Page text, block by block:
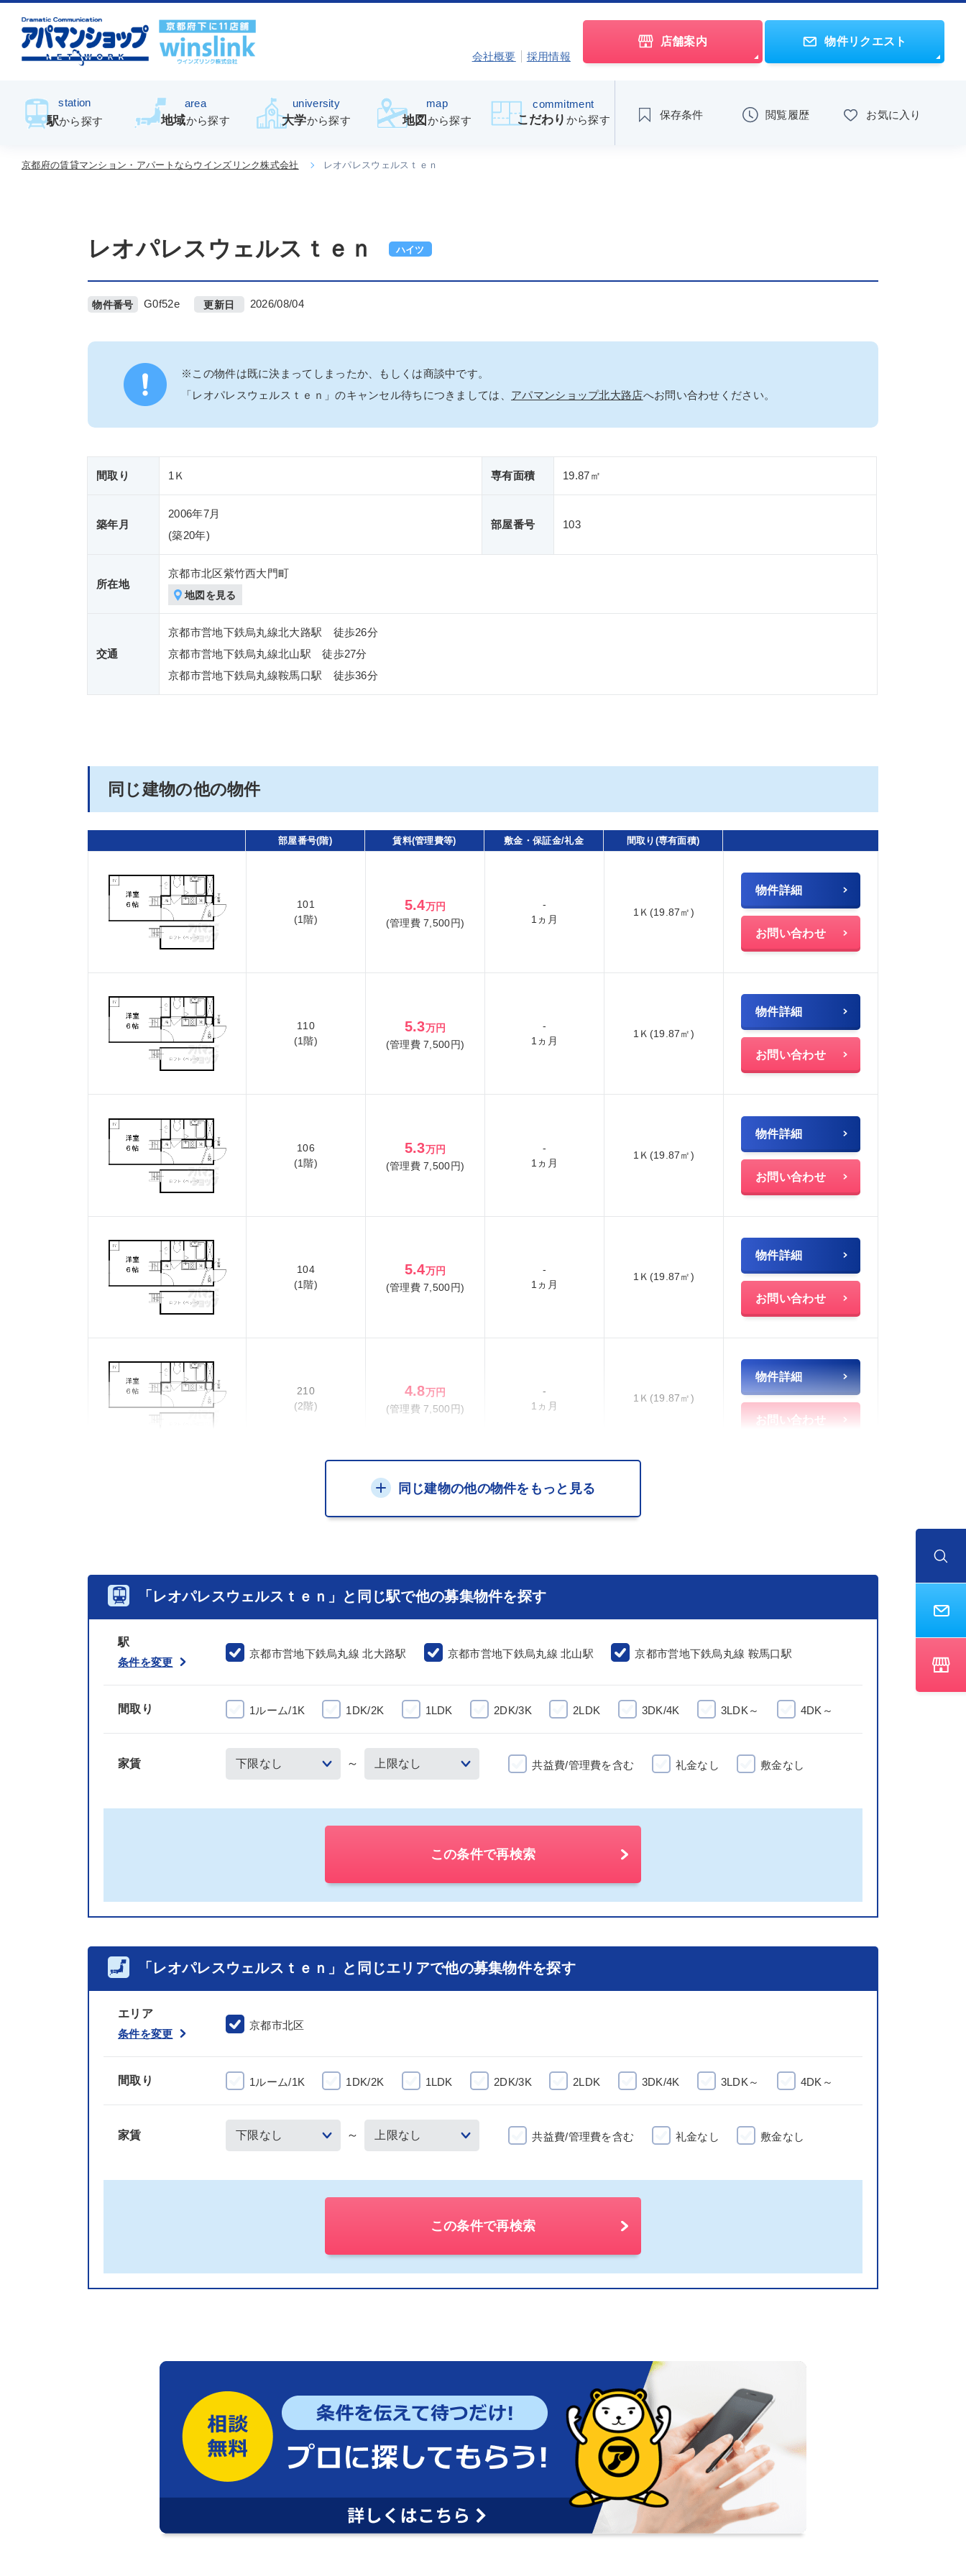
会社概要 採用情報
店舗案内 物件リクエスト
station
駅から探す
area
地域から探す
university
大学から探す
map
地図 から探す
commitment
こだわり から探す 保存条件 閲覧履歴 お気に入り
京都府の賃貸マンション・アパートならウインズリンク株式会社 レオパレスウェルスｔｅｎ
ハイツ
レオパレスウェルスｔｅｎ
物件番号 G0f52e 更新日 2026/08/04
※この物件は既に決まってしまったか、もしくは商談中です。
「レオパレスウェルスｔｅｎ」のキャンセル待ちにつきましては、 アパマンショップ北大路店へお問い合わせください。
間取り 1Ｋ 専有面積 19.87㎡
築年月
2006年7月
(築20年)
部屋番号 103
所在地
京都市北区紫竹西大門町
地図を見る
交通
京都市営地下鉄烏丸線北大路駅 徒歩26分
京都市営地下鉄烏丸線北山駅 徒歩27分
京都市営地下鉄烏丸線鞍馬口駅 徒歩36分
同じ建物の他の物件
部屋番号(階) 賃料(管理費等) 敷金・保証金/礼金 間取り(専有面積)
101
(1階)
5.4万円
(管理費 7,500円)
-
1ヵ月
1Ｋ(19.87㎡)
物件詳細
お問い合わせ
110
(1階)
5.3万円
(管理費 7,500円)
-
1ヵ月
1Ｋ(19.87㎡)
物件詳細
お問い合わせ
106
(1階)
5.3万円
(管理費 7,500円)
-
1ヵ月
1Ｋ(19.87㎡)
物件詳細
お問い合わせ
104
(1階)
5.4万円
(管理費 7,500円)
-
1ヵ月
1Ｋ(19.87㎡)
物件詳細
お問い合わせ
210
(2階)
4.8万円
(管理費 7,500円)
-
1ヵ月
1Ｋ(19.87㎡)
物件詳細
お問い合わせ
同じ建物の他の物件をもっと見る
「レオパレスウェルスｔｅｎ」と同じ駅で他の募集物件を探す
駅
条件を変更
京都市営地下鉄烏丸線 北大路駅 京都市営地下鉄烏丸線 北山駅 京都市営地下鉄烏丸線 鞍馬口駅
間取り 1ルーム/1K 1DK/2K 1LDK 2DK/3K 2LDK 3DK/4K 3LDK～ 4DK～
家賃 ～ 共益費/管理費を含む 礼金なし 敷金なし
この条件で再検索
「レオパレスウェルスｔｅｎ」と同じエリアで他の募集物件を探す
エリア
条件を変更
京都市北区
間取り 1ルーム/1K 1DK/2K 1LDK 2DK/3K 2LDK 3DK/4K 3LDK～ 4DK～
家賃 ～ 共益費/管理費を含む 礼金なし 敷金なし
この条件で再検索